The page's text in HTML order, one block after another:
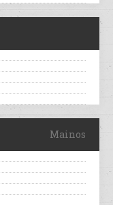
Mainos